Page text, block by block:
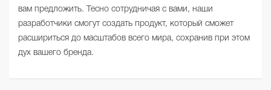
вам предложить. Тесно сотрудничая с вами, наши
разработчики смогут создать продукт, который сможет
расшириться до масштабов всего мира, сохранив при этом
дух вашего бренда.